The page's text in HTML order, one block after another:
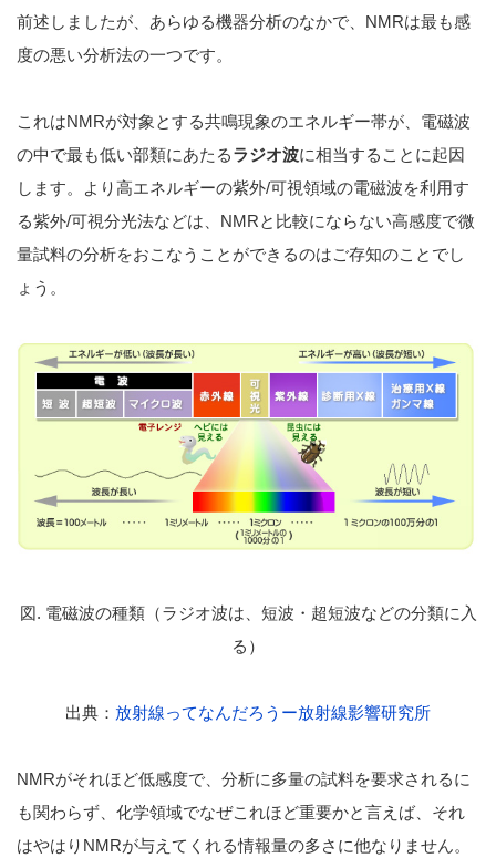
前述しましたが、あらゆる機器分析のなかで、NMRは最も感
度の悪い分析法の一つです。
これはNMRが対象とする共鳴現象のエネルギー帯が、電磁波
の中で最も低い部類にあたるラジオ波に相当することに起因
します。より高エネルギーの紫外/可視領域の電磁波を利用す
る紫外/可視分光法などは、NMRと比較にならない高感度で微
量試料の分析をおこなうことができるのはご存知のことでし
ょう。
図. 電磁波の種類（ラジオ波は、短波・超短波などの分類に入
る）
出典： 放射線ってなんだろうー放射線影響研究所
NMRがそれほど低感度で、分析に多量の試料を要求されるに
も関わらず、化学領域でなぜこれほど重要かと言えば、それ
はやはりNMRが与えてくれる情報量の多さに他なりません。